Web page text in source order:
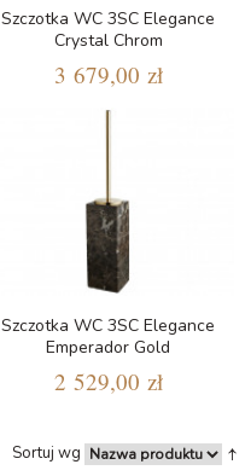
Szczotka WC 3SC Elegance
Crystal Chrom
3 679,00 zł
Szczotka WC 3SC Elegance
Emperador Gold
2 529,00 zł
Sortuj wg